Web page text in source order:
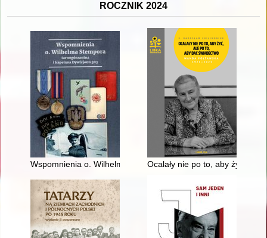
ROCZNIK 2024
Wspomnienia o. Wilhelma Stempora tarnogórzanina i
Ocalały nie po to, aby żyć, ale